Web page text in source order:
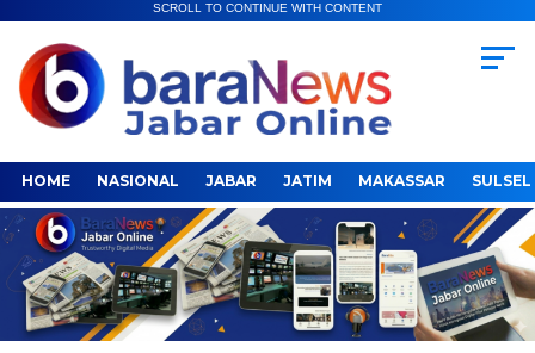
SCROLL TO CONTINUE WITH CONTENT
HOME NASIONAL JABAR JATIM MAKASSAR SULSEL